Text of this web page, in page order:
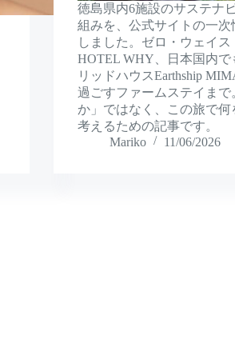
徳島県内6施設のサステナ
組みを、公式サイトの一
しました。ゼロ・ウェイス
HOTEL WHY、日本国内
リッドハウスEarthship
過ごすファームステイま
か」ではなく、この旅で何
考えるための記事です。
Mariko
11/06/2026